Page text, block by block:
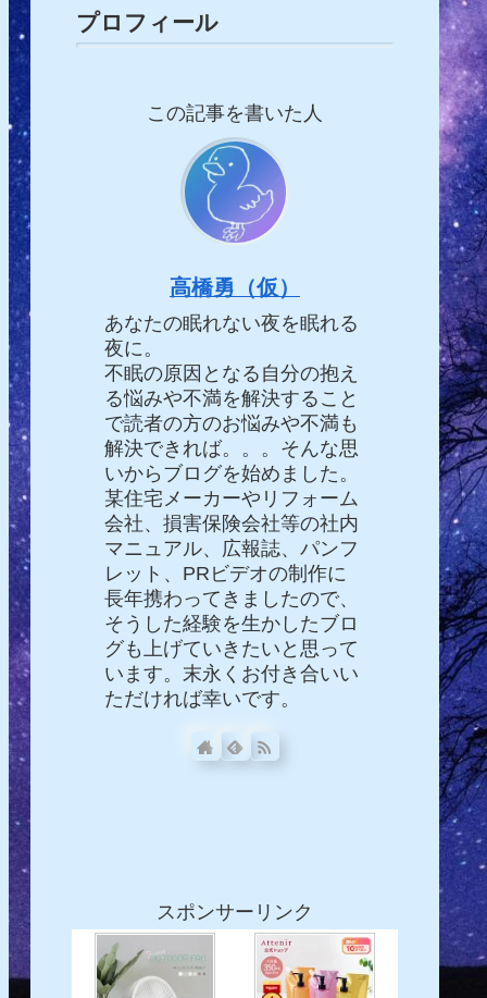
プロフィール
この記事を書いた人
高橋勇（仮）
あなたの眠れない夜を眠れる
夜に。
不眠の原因となる自分の抱え
る悩みや不満を解決すること
で読者の方のお悩みや不満も
解決できれば。。。そんな思
いからブログを始めました。
某住宅メーカーやリフォーム
会社、損害保険会社等の社内
マニュアル、広報誌、パンフ
レット、PRビデオの制作に
長年携わってきましたので、
そうした経験を生かしたブロ
グも上げていきたいと思って
います。末永くお付き合いい
ただければ幸いです。
スポンサーリンク